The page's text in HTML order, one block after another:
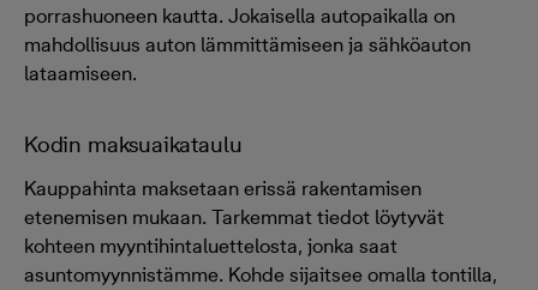
porrashuoneen kautta. Jokaisella autopaikalla on
mahdollisuus auton lämmittämiseen ja sähköauton
lataamiseen.
Kodin maksuaikataulu
Kauppahinta maksetaan erissä rakentamisen
etenemisen mukaan. Tarkemmat tiedot löytyvät
kohteen myyntihintaluettelosta, jonka saat
asuntomyynnistämme. Kohde sijaitsee omalla tontilla,